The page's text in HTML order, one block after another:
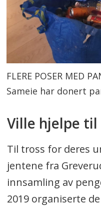
FLERE POSER MED
Sameie har donert
Ville hjelpe til
Til tross for deres
jentene fra
innsamling av
2019 organiserte